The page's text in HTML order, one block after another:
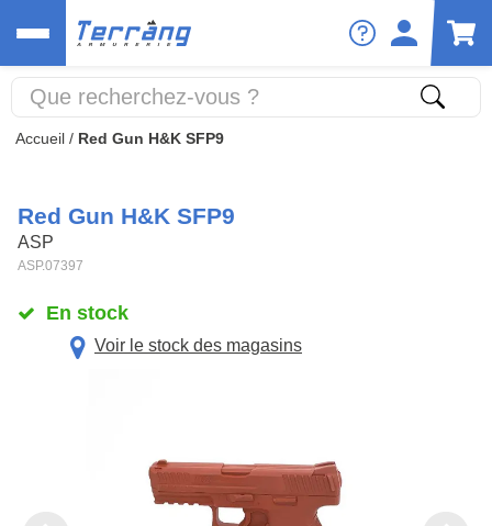
Accueil / Red Gun H&K SFP9
Red Gun H&K SFP9
ASP
ASP.07397
En stock
Voir le stock des magasins